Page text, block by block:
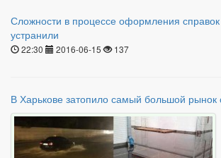
Сложности в процессе оформления
устранили
22:30 2016-06-15 137
В Харькове затопило самый большой рынок